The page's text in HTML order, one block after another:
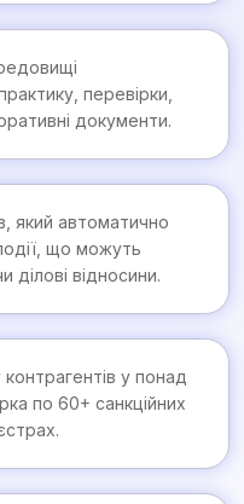
перевірки,
документи.
який автоматично
що можуть
ділові відносини.
контрагентів у понад
по 60+ санкційних